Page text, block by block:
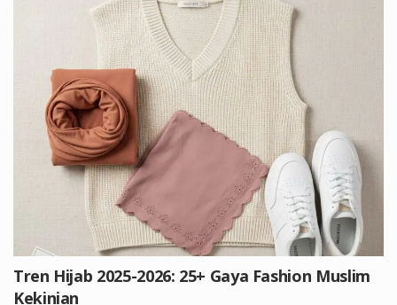
Tren Hijab 2025-2026: 25+ Gaya Fashion Muslim
Kekinian